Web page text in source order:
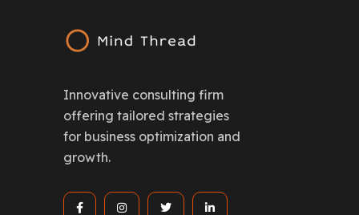
Innovative consulting firm
offering tailored strategies
for business optimization and
growth.